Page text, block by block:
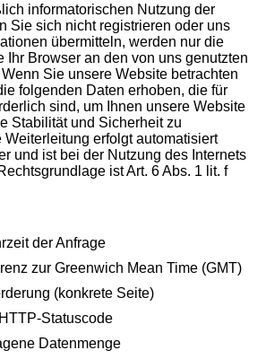
informatorischen Nutzung der
Sie sich nicht registrieren oder uns
übermitteln, werden nur die
Ihr Browser an den von uns genutzten
Sie unsere Website betrachten
folgenden Daten erhoben, die für
sind, um Ihnen unsere Website
Stabilität und Sicherheit zu
erfolgt automatisiert
und ist bei der Nutzung des Internets
ist Art. 6 Abs. 1 lit. f
der Anfrage
zur Greenwich Mean Time (GMT)
(konkrete Seite)
Statuscode
Datenmenge